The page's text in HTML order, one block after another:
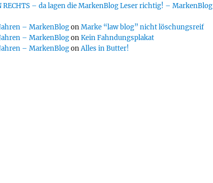
RECHTS – da lagen die MarkenBlog Leser richtig! – MarkenBlog
– MarkenBlogonMarke “law blog” nicht löschungsreif
– MarkenBlogonKein Fahndungsplakat
– MarkenBlogonAlles in Butter!